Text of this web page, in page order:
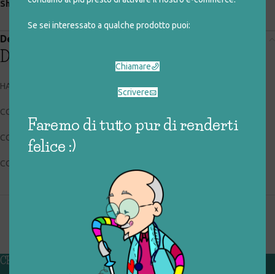
Se sei interessato a qualche prodotto puoi:
Chiamare
Scrivere
Faremo di tutto pur di renderti
felice :)
Share:
Descrizione
Descrizione
HASBRO B7418
CODICE RIGIOCATTOLO: 017_0_072
CONDIZIONI: buone, usato
COLLOCAZIONE: EXP
CHI SIAMO